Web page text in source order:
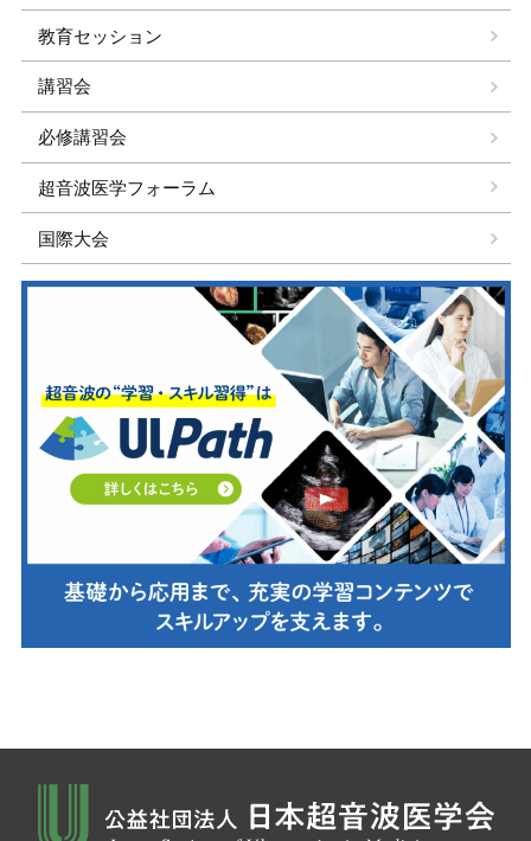
教育セッション
講習会
必修講習会
超音波医学フォーラム
国際大会